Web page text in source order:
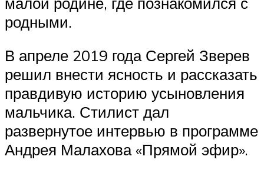
родными.
В апреле 2019 года Сергей Зверев
решил внести ясность и рассказать
правдивую историю усыновления
мальчика. Стилист дал
развернутое интервью в программе
Андрея Малахова «Прямой эфир».